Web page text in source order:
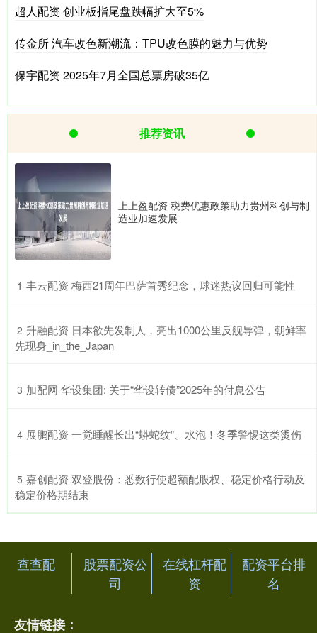
超人配资 创业板指尾盘跌幅扩大至5%
传金所 汽车改色新潮流：TPU改色膜的魅力与优势
保宇配资 2025年7月全国总票房破35亿
推荐资讯
上上盈配资 税费优惠政策助力贵州科创与制
造业加速发展
1 ​丰云配资 梅西21周年巴萨首秀纪念，球迷热议回归可能性
2 ​升融配资 日本欲先发制人，亮出1000公里反舰导弹，朝鲜率
先现身_in_the_Japan
3 ​加配网 华设集团: 关于“华设转债”2025年的付息公告
4 ​展鹏配资 一觉睡醒长出“蟒蛇纹”、水泡！冬季警惕这类烫伤
5 ​嘉创配资 双登股份：悉数行使超额配股权、稳定价格行动及
稳定价格期结束
查查配
股票配资公
司
在线杠杆配
资
配资平台排
名
友情链接：